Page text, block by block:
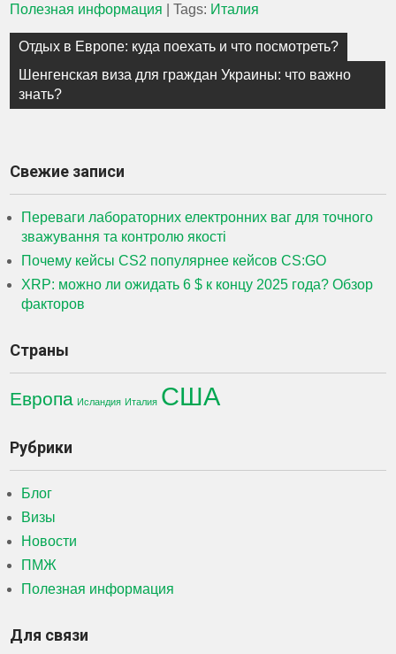
Полезная информация
| Tags: Италия
Навигация
по
записям
Отдых в Европе: куда поехать и что посмотреть?
Шенгенская виза для граждан Украины: что важно
знать?
Свежие записи
Переваги лабораторних електронних ваг для точного
зважування та контролю якості
Почему кейсы CS2 популярнее кейсов CS:GO
XRP: можно ли ожидать 6 $ к концу 2025 года? Обзор
факторов
Страны
Европа Исландия Италия США
Рубрики
Блог
Визы
Новости
ПМЖ
Полезная информация
Для связи